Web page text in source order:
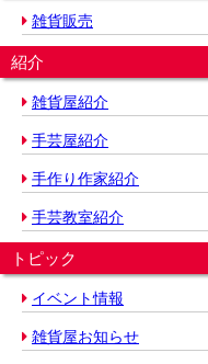
雑貨販売
紹介
雑貨屋紹介
手芸屋紹介
手作り作家紹介
手芸教室紹介
トピック
イベント情報
雑貨屋お知らせ